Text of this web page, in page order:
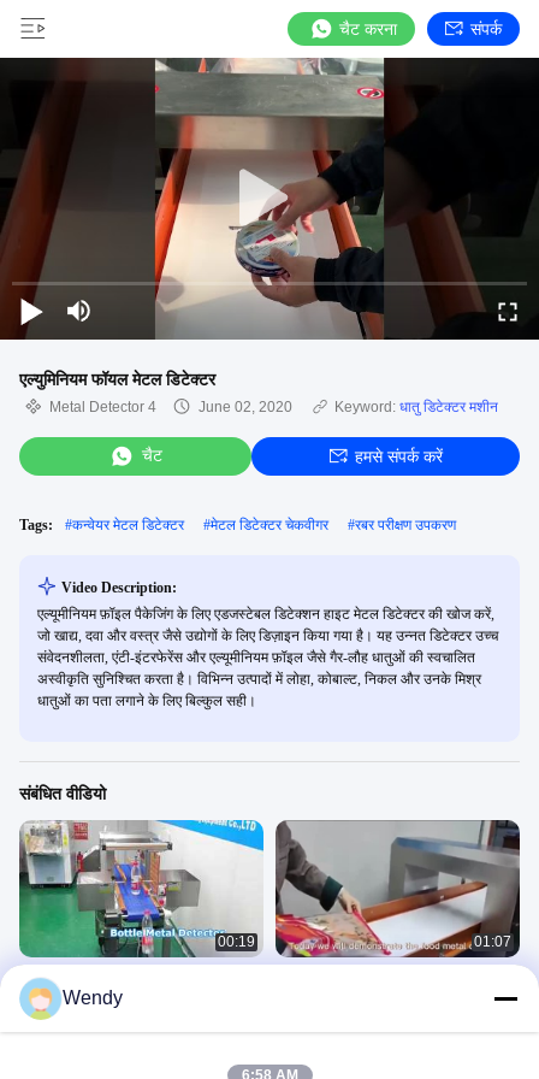
चैट करना संपर्क
एल्युमिनियम फॉयल मेटल डिटेक्टर
Metal Detector 4 June 02, 2020 Keyword: धातु डिटेक्टर मशीन
चैट हमसे संपर्क करें
Tags: #कन्वेयर मेटल डिटेक्टर #मेटल डिटेक्टर चेकवीगर #रबर परीक्षण उपकरण
Video Description:
एल्यूमीनियम फ़ॉइल पैकेजिंग के लिए एडजस्टेबल डिटेक्शन हाइट मेटल डिटेक्टर की खोज करें,
जो खाद्य, दवा और वस्त्र जैसे उद्योगों के लिए डिज़ाइन किया गया है। यह उन्नत डिटेक्टर उच्च
संवेदनशीलता, एंटी-इंटरफेरेंस और एल्यूमीनियम फ़ॉइल जैसे गैर-लौह धातुओं की स्वचालित
अस्वीकृति सुनिश्चित करता है। विभिन्न उत्पादों में लोहा, कोबाल्ट, निकल और उनके मिश्र
धातुओं का पता लगाने के लिए बिल्कुल सही।
संबंधित वीडियो
00:19
बोतल के लिए मेटल डिटेक्टर
Metal Detector 4
01:07
रासायनिक रबर और चिकित्सा दवाओं के लिए धातु
Wendy
6:58 AM